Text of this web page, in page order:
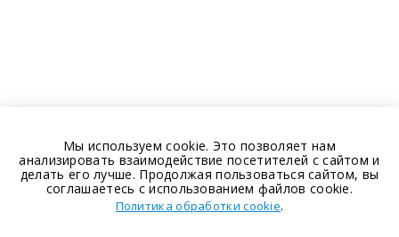
Мы используем cookie. Это позволяет нам
анализировать взаимодействие посетителей с сайтом и
делать его лучше. Продолжая пользоваться сайтом, вы
соглашаетесь с использованием файлов cookie.
Политика обработки cookie.